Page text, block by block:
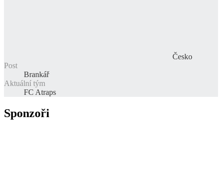
Česko
Post
Brankář
Aktuální tým
FC Atraps
Sponzoři